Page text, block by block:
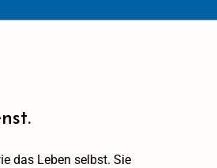
das Leben selbst. Sie